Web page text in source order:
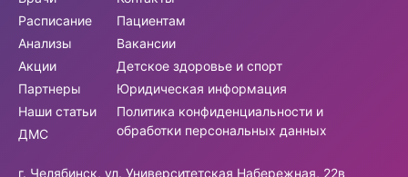
Расписание
Анализы
Акции
Партнеры
Наши статьи
ДМС
Пациентам
Вакансии
Детское здоровье и спорт
Юридическая информация
Политика конфиденциальности и
обработки персональных данных
г. Челябинск, ул. Университетская Набережная, 22в